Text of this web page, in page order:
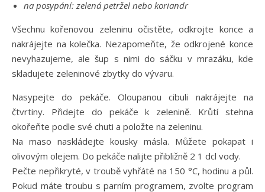
na posypání: zelená petržel nebo koriandr
Všechnu kořenovou zeleninu očistěte, odkrojte konce a
nakrájejte na kolečka. Nezapomeňte, že odkrojené konce
nevyhazujeme, ale šup s nimi do sáčku v mrazáku, kde
skladujete zeleninové zbytky do vývaru.
Nasypejte do pekáče. Oloupanou cibuli nakrájejte na
čtvrtiny. Přidejte do pekáče k zelenině. Krůtí stehna
okořeňte podle své chuti a položte na zeleninu.
Na maso naskládejte kousky másla. Můžete pokapat i
olivovým olejem. Do pekáče nalijte přibližně 2 1 dcl vody.
Pečte nepřikryté, v troubě vyhřáté na 150 °C, hodinu a půl.
Pokud máte troubu s parním programem, zvolte program